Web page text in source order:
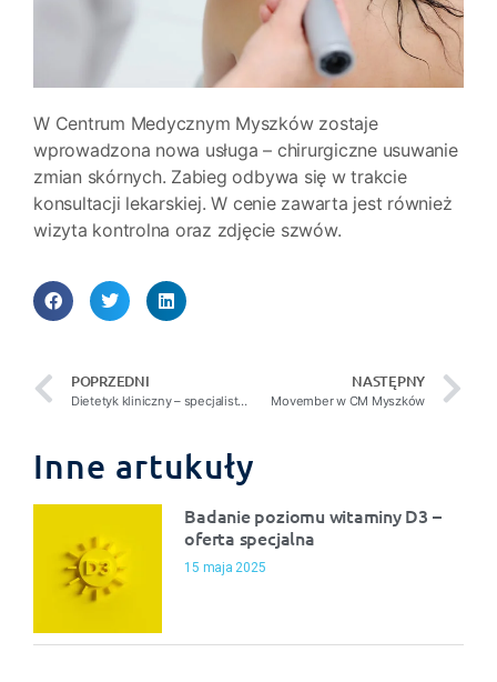
W Centrum Medycznym Myszków zostaje
wprowadzona nowa usługa – chirurgiczne usuwanie
zmian skórnych. Zabieg odbywa się w trakcie
konsultacji lekarskiej. W cenie zawarta jest również
wizyta kontrolna oraz zdjęcie szwów.
POPRZEDNI
Dietetyk kliniczny – specjalista od zdrowego żywienia – w Centrum Medycznym Myszków
NASTĘPNY
Movember w CM Myszków
Inne artukuły
Badanie poziomu witaminy D3 –
oferta specjalna
15 maja 2025